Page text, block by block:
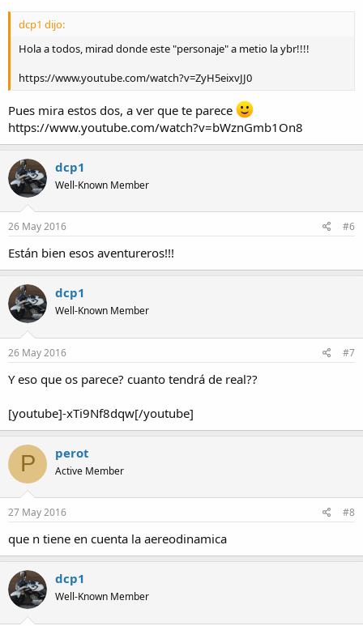
dcp1 dijo:
Hola a todos, mirad donde este "personaje" a metio la ybr!!!!
https://www.youtube.com/watch?v=ZyH5eixvJJ0
Pues mira estos dos, a ver que te parece
https://www.youtube.com/watch?v=bWznGmb1On8
dcp1
Well-Known Member
26 May 2016 #6
Están bien esos aventureros!!!
dcp1
Well-Known Member
26 May 2016 #7
Y eso que os parece? cuanto tendrá de real??
[youtube]-xTi9Nf8dqw[/youtube]
P perot
Active Member
27 May 2016 #8
que n tiene en cuenta la aereodinamica
dcp1
Well-Known Member